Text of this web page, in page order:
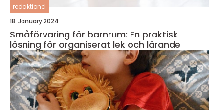
redaktionel
18. January 2024
Småförvaring för barnrum: En praktisk
lösning för organiserat lek och lärande